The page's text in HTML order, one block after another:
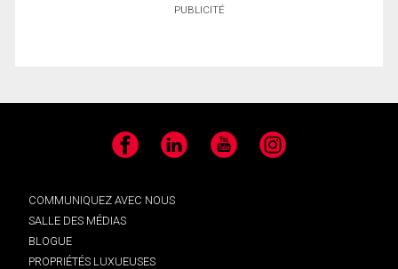
PUBLICITÉ
Facebook LinkedIn YouTube Instagram
COMMUNIQUEZ AVEC NOUS
SALLE DES MÉDIAS
BLOGUE
PROPRIÉTÉS LUXUEUSES